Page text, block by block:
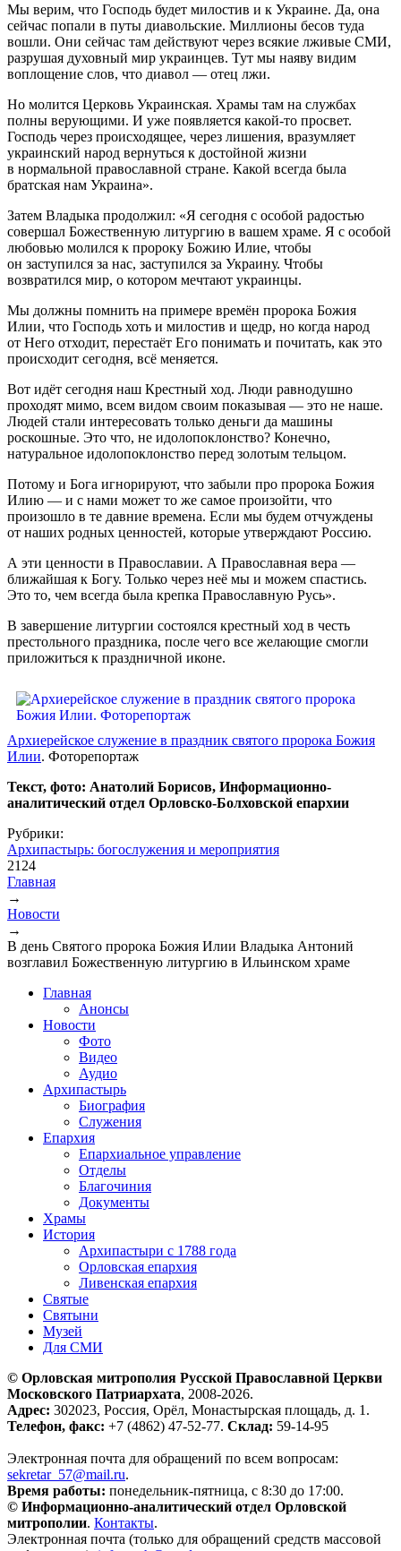
Мы верим, что Господь будет милостив и к Украине. Да, она
сейчас попали в путы диавольские. Миллионы бесов туда
вошли. Они сейчас там действуют через всякие лживые СМИ,
разрушая духовный мир украинцев. Тут мы наяву видим
воплощение слов, что диавол — отец лжи.
Но молится Церковь Украинская. Храмы там на службах
полны верующими. И уже появляется какой-то просвет.
Господь через происходящее, через лишения, вразумляет
украинский народ вернуться к достойной жизни
в нормальной православной стране. Какой всегда была
братская нам Украина».
Затем Владыка продолжил: «Я сегодня с особой радостью
совершал Божественную литургию в вашем храме. Я с особой
любовью молился к пророку Божию Илие, чтобы
он заступился за нас, заступился за Украину. Чтобы
возвратился мир, о котором мечтают украинцы.
Мы должны помнить на примере времён пророка Божия
Илии, что Господь хоть и милостив и щедр, но когда народ
от Него отходит, перестаёт Его понимать и почитать, как это
происходит сегодня, всё меняется.
Вот идёт сегодня наш Крестный ход. Люди равнодушно
проходят мимо, всем видом своим показывая — это не наше.
Людей стали интересовать только деньги да машины
роскошные. Это что, не идолопоклонство? Конечно,
натуральное идолопоклонство перед золотым тельцом.
Потому и Бога игнорируют, что забыли про пророка Божия
Илию — и с нами может то же самое произойти, что
произошло в те давние времена. Если мы будем отчуждены
от наших родных ценностей, которые утверждают Россию.
А эти ценности в Православии. А Православная вера —
ближайшая к Богу. Только через неё мы и можем спастись.
Это то, чем всегда была крепка Православную Русь».
В завершение литургии состоялся крестный ход в честь
престольного праздника, после чего все желающие смогли
приложиться к праздничной иконе.
Архиерейское служение в праздник святого пророка Божия
Илии. Фоторепортаж
Текст, фото: Анатолий Борисов, Информационно-
аналитический отдел Орловско-Болховской епархии
Рубрики:
Архипастырь: богослужения и мероприятия
2124
Вы здесь
Главная
→
Новости
→
В день Святого пророка Божия Илии Владыка Антоний
возглавил Божественную литургию в Ильинском храме
Главная
Анонсы
Новости
Фото
Видео
Аудио
Архипастырь
Биография
Служения
Епархия
Епархиальное управление
Отделы
Благочиния
Документы
Храмы
История
Архипастыри с 1788 года
Орловская епархия
Ливенская епархия
Святые
Святыни
Музей
Для СМИ
© Орловская митрополия Русской Православной Церкви
Московского Патриархата, 2008-2026.
Адрес: 302023, Россия, Орёл, Монастырская площадь, д. 1.
Телефон, факс: +7 (4862) 47-52-77. Склад: 59-14-95
Электронная почта для обращений по всем вопросам:
sekretar_57@mail.ru.
Время работы: понедельник-пятница, с 8:30 до 17:00.
© Информационно-аналитический отдел Орловской
митрополии. Контакты.
Электронная почта (только для обращений средств массовой